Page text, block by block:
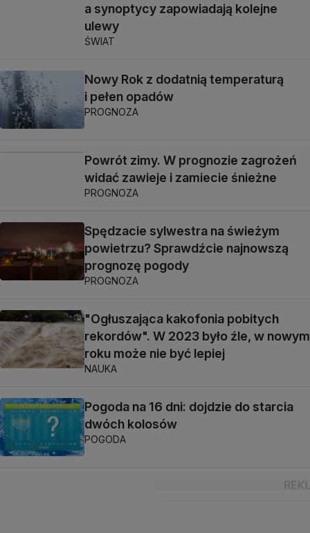
a synoptycy zapowiadają kolejne
ulewy
ŚWIAT
Nowy Rok z dodatnią temperaturą
i pełen opadów
PROGNOZA
Powrót zimy. W prognozie zagrożeń
widać zawieje i zamiecie śnieżne
PROGNOZA
Spędzacie sylwestra na świeżym
powietrzu? Sprawdźcie najnowszą
prognozę pogody
PROGNOZA
"Ogłuszająca kakofonia pobitych
rekordów". W 2023 było źle, w nowym
roku może nie być lepiej
NAUKA
Pogoda na 16 dni: dojdzie do starcia
dwóch kolosów
POGODA